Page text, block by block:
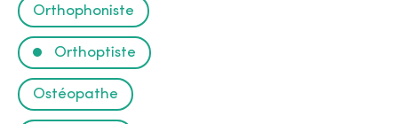
Orthophoniste
Orthoptiste
Ostéopathe